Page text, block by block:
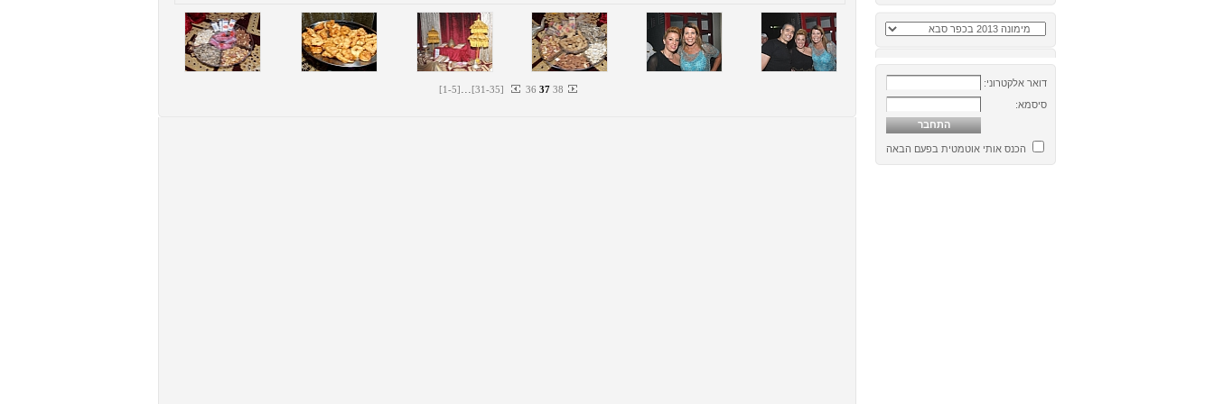
דואר אלקטרוני:
סיסמא:
הכנס אותי אוטמטית בפעם הבאה
[1-5]...[31-35] 36 37 38